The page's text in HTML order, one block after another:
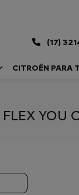
(17)
CITROËN PARA
YOU